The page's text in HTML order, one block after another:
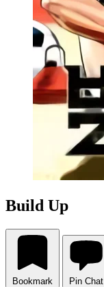
Build Up
Bookmark Pin Chat